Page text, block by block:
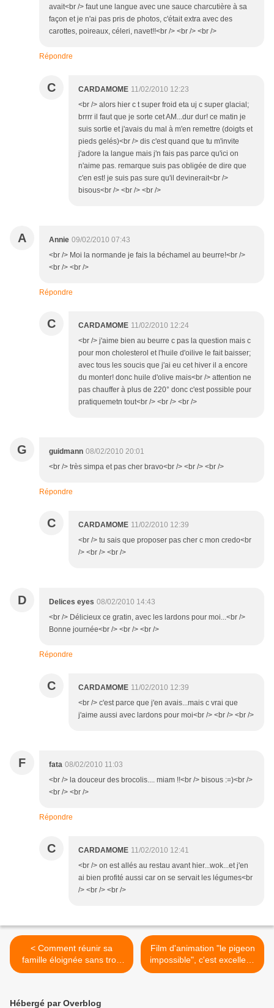
avait<br /> faut une langue avec une sauce charcutière à sa
façon et je n'ai pas pris de photos, c'était extra avec des
carottes, poireaux, céleri, navet!!<br /> <br /> <br />
Répondre
C CARDAMOME 11/02/2010 12:23
<br /> alors hier c t super froid eta uj c super glacial;
brrrr il faut que je sorte cet AM...dur dur! ce matin je
suis sortie et j'avais du mal à m'en remettre (doigts et
pieds gelés)<br /> dis c'est quand que tu m'invite
j'adore la langue mais j'n fais pas parce qu'ici on
n'aime pas. remarque suis pas obligée de dire que
c'en est! je suis pas sure qu'il devinerait<br />
bisous<br /> <br /> <br />
A Annie 09/02/2010 07:43
<br /> Moi la normande je fais la béchamel au beurre!<br />
<br /> <br />
Répondre
C CARDAMOME 11/02/2010 12:24
<br /> j'aime bien au beurre c pas la question mais c
pour mon cholesterol et l'huile d'oilive le fait baisser;
avec tous les soucis que j'ai eu cet hiver il a encore
du monter! donc huile d'olive mais<br /> attention ne
pas chauffer à plus de 220° donc c'est possible pour
pratiquemetn tout<br /> <br /> <br />
G guidmann 08/02/2010 20:01
<br /> très simpa et pas cher bravo<br /> <br /> <br />
Répondre
C CARDAMOME 11/02/2010 12:39
<br /> tu sais que proposer pas cher c mon credo<br
/> <br /> <br />
D Delices eyes 08/02/2010 14:43
<br /> Délicieux ce gratin, avec les lardons pour moi...<br />
Bonne journée<br /> <br /> <br />
Répondre
C CARDAMOME 11/02/2010 12:39
<br /> c'est parce que j'en avais...mais c vrai que
j'aime aussi avec lardons pour moi<br /> <br /> <br />
F fata 08/02/2010 11:03
<br /> la douceur des brocolis.... miam !!<br /> bisous :=)<br />
<br /> <br />
Répondre
C CARDAMOME 11/02/2010 12:41
<br /> on est allés au restau avant hier...wok...et j'en
ai bien profité aussi car on se servait les légumes<br
/> <br /> <br />
< Comment réunir sa
famille éloignée sans trop
se ruiner? (humour)
Film d'animation "le pigeon
impossible", c'est excellent,
à voir! >
Hébergé par Overblog